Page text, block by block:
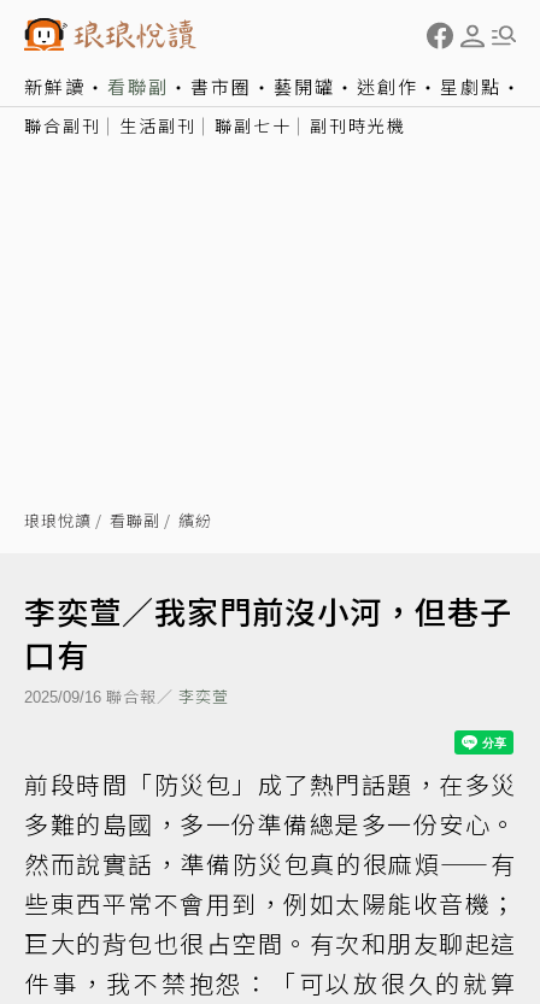
新鮮讀 看聯副 書市圈 藝開罐 迷創作 星劇點
聯合副刊 生活副刊 聯副七十 副刊時光機
琅琅悅讀 看聯副 繽紛
李奕萱／我家門前沒小河，但巷子
口有
2025/09/16 聯合報／ 李奕萱
前段時間「防災包」成了熱門話題，在多災
多難的島國，多一份準備總是多一份安心。
然而說實話，準備防災包真的很麻煩——有
些東西平常不會用到，例如太陽能收音機；
巨大的背包也很占空間。有次和朋友聊起這
件事，我不禁抱怨：「可以放很久的就算